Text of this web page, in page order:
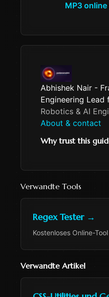
MP3
Abhishek Nair -
Engineering Lead
Robotics & AI
About & contact
Why trust this
Verwandte Tools
Regex Tester→
Kostenloses Online-Tool
Verwandte Artikel